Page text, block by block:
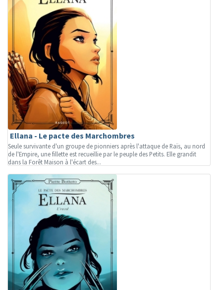
Ellana - Le pacte des Marchombres
Seule survivante d'un groupe de pionniers après l'attaque de Raïs, au nord
de l'Empire, une fillette est recueillie par le peuple des Petits. Elle grandit
dans la Forêt Maison à l'écart des...